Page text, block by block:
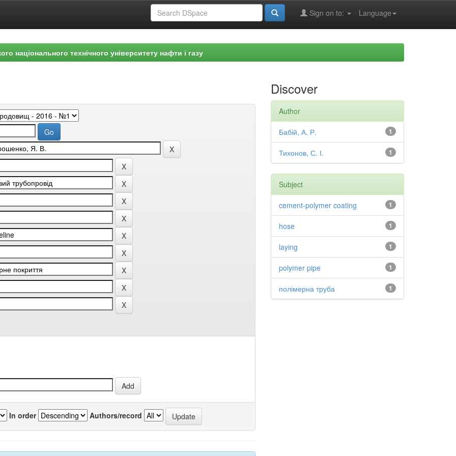
Language
Sign on to:
національного технічного університету нафти і газу
In order Authors/record
Discover
Author
1
Бабій, А. Р.
1
Тихонов, С. І.
Subject
1
cement-polymer coating
1
hose
1
laying
1
polymer pipe
1
полімерна труба